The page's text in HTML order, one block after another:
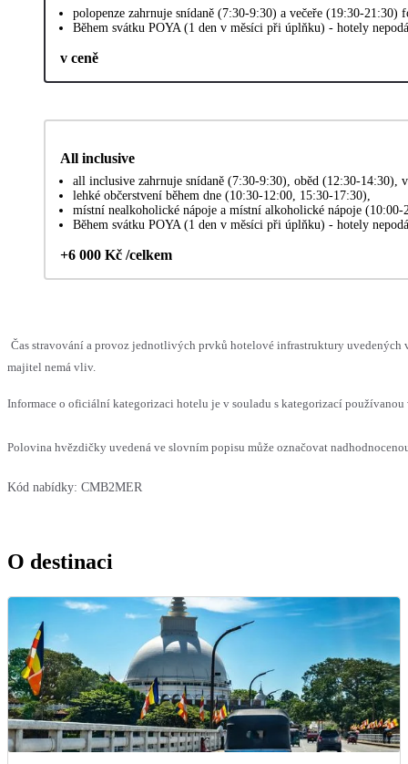
polopenze zahrnuje snídaně (7:30-9:30) a večeře (19:30-21:30)
Během svátku POYA (1 den v měsíci při úplňku) - hotely
v ceně
All inclusive
all inclusive zahrnuje snídaně (7:30-9:30), oběd (12:30-14:30),
lehké občerstvení během dne (10:30-12:00, 15:30-17:30),
místní nealkoholické nápoje a místní alkoholické nápoje (10:00-
Během svátku POYA (1 den v měsíci při úplňku) - hotely
+6 000 Kč /celkem
Čas stravování a provoz jednotlivých prvků hotelové infrastruktury uvedených
majitel nemá vliv.
Informace o oficiální kategorizaci hotelu je v souladu s kategorizací
Polovina hvězdičky uvedená ve slovním popisu může označovat
Kód nabídky: CMB2MER
O destinaci